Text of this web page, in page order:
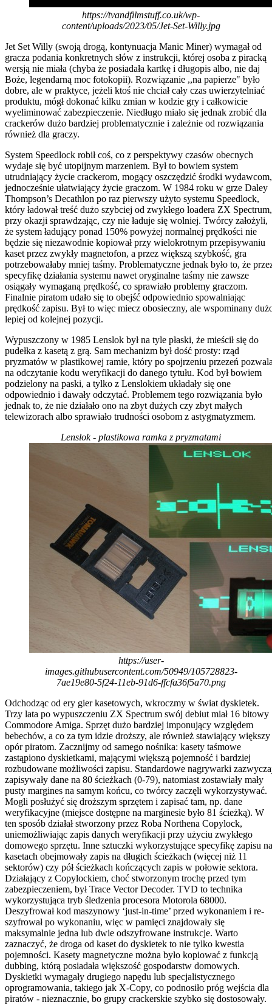
https://tvandfilmstuff.co.uk/wp-
content/uploads/2023/05/Jet-Set-Willy.jpg
Jet Set Willy (swoją drogą, kontynuacja Manic Miner) wymagał od
gracza podania konkretnych słów z instrukcji, której osoba z piracką
wersją nie miała (chyba że posiadała kartkę i długopis albo, nie daj
Boże, legendarną moc fotokopii). Rozwiązanie ,,na papierze" było
dobre, ale w praktyce, jeżeli ktoś nie chciał cały czas uwierzytelniać
produktu, mógł dokonać kilku zmian w kodzie gry i całkowicie
wyeliminować zabezpieczenie. Niedługo miało się jednak zrobić dla
crackerów dużo bardziej problematycznie i zależnie od rozwiązania
również dla graczy.
System Speedlock robił coś, co z perspektywy czasów obecnych
wydaje się być utopijnym marzeniem. Był to bowiem system
utrudniający życie crackerom, mogący oszczędzić środki wydawcom,
jednocześnie ułatwiający życie graczom. W 1984 roku w grze Daley
Thompson’s Decathlon po raz pierwszy użyto systemu Speedlock,
który ładował treść dużo szybciej od zwykłego loadera ZX Spectrum,
przy okazji sprawdzając, czy nie ładuje się wolniej. Twórcy założyli,
że system ładujący ponad 150% powyżej normalnej prędkości nie
będzie się niezawodnie kopiował przy wielokrotnym przepisywaniu
kaset przez zwykły magnetofon, a przez większą szybkość, gra
potrzebowałaby mniej taśmy. Problematyczne jednak było to, że
specyfikę działania systemu nawet oryginalne taśmy nie zawsze
osiągały wymaganą prędkość, co sprawiało problemy graczom.
Finalnie piratom udało się to obejść odpowiednio spowalniając
prędkość zapisu. Był to więc miecz obosieczny, ale wspominany
lepiej od kolejnej pozycji.
Wypuszczony w 1985 Lenslok był na tyle płaski, że mieścił się do
pudełka z kasetą z grą. Sam mechanizm był dość prosty: rząd
pryzmatów w plastikowej ramie, który po spojrzeniu przezeń
na odczytanie kodu weryfikacji do danego tytułu. Kod był bowiem
podzielony na paski, a tylko z Lenslokiem układały się one
odpowiednio i dawały odczytać. Problemem tego rozwiązania było
jednak to, że nie działało ono na zbyt dużych czy zbyt małych
telewizorach albo sprawiało trudności osobom z astygmatyzmem.
Lenslok - plastikowa ramka z pryzmatami
https://user-
images.githubusercontent.com/50949/105728823-
7ae19e80-5f24-11eb-91d6-ffcfa36f5a70.png
Odchodząc od ery gier kasetowych, wkroczmy w świat dyskietek.
Trzy lata po wypuszczeniu ZX Spectrum swój debiut miał 16 bitowy
Commodore Amiga. Sprzęt dużo bardziej imponujący względem
bebechów, a co za tym idzie droższy, ale również stawiający większy
opór piratom. Zacznijmy od samego nośnika: kasety taśmowe
zastąpiono dyskietkami, mającymi większą pojemność i bardziej
rozbudowane możliwości zapisu. Standardowe nagrywarki
zapisywały dane na 80 ścieżkach (0-79), natomiast zostawiały mały
pusty margines na samym końcu, co twórcy zaczęli wykorzystywać.
Mogli posłużyć się droższym sprzętem i zapisać tam, np. dane
weryfikacyjne (miejsce dostępne na marginesie było 81 ścieżką). W
ten sposób działał stworzony przez Roba Northena Copylock,
uniemożliwiając zapis danych weryfikacji przy użyciu zwykłego
domowego sprzętu. Inne sztuczki wykorzystujące specyfikę zapisu na
kasetach obejmowały zapis na długich ścieżkach (więcej niż 11
sektorów) czy pół ścieżkach kończących zapis w połowie sektora.
Działający z Copylockiem, choć stworzonym trochę przed tym
zabezpieczeniem, był Trace Vector Decoder. TVD to technika
wykorzystująca tryb śledzenia procesora Motorola 68000.
Deszyfrował kod maszynowy ‘just-in-time’ przed wykonaniem i re-
szyfrował po wykonaniu, więc w pamięci znajdowały się
maksymalnie jedna lub dwie odszyfrowane instrukcje. Warto
zaznaczyć, że droga od kaset do dyskietek to nie tylko kwestia
pojemności. Kasety magnetyczne można było kopiować z funkcją
dubbing, którą posiadała większość gospodarstw domowych.
Dyskietki wymagały drugiego napędu lub specjalistycznego
oprogramowania, takiego jak X-Copy, co podnosiło próg wejścia dla
piratów - nieznacznie, bo grupy crackerskie szybko się dostosowały.